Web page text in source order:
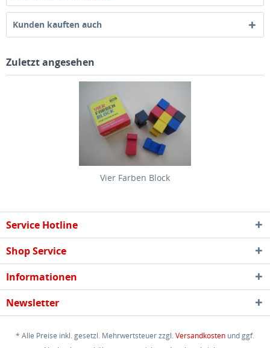
Kunden kauften auch
Zuletzt angesehen
Vier Farben Block
Service Hotline
Shop Service
Informationen
Newsletter
* Alle Preise inkl. gesetzl. Mehrwertsteuer zzgl.Versandkosten und ggf.